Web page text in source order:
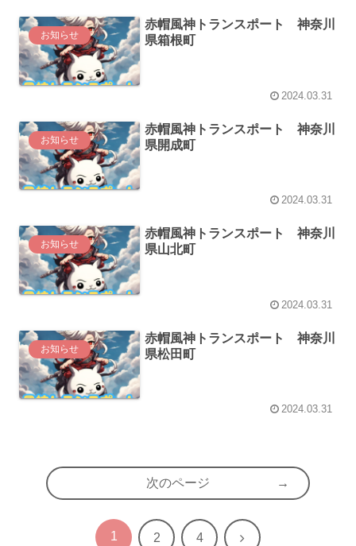
お知らせ
赤帽風神トランスポート 神奈川
県箱根町
2024.03.31
お知らせ
赤帽風神トランスポート 神奈川
県開成町
2024.03.31
お知らせ
赤帽風神トランスポート 神奈川
県山北町
2024.03.31
お知らせ
赤帽風神トランスポート 神奈川
県松田町
2024.03.31
次のページ
1 2 4 次